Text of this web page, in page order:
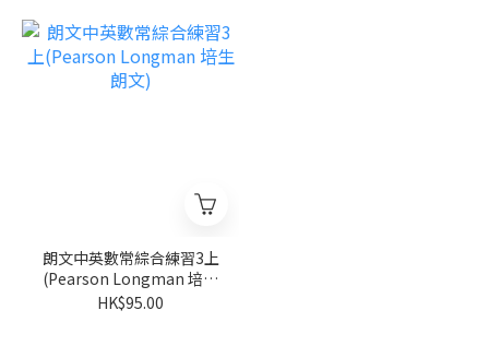
朗文中英數常綜合練習3上
(Pearson Longman 培生
朗文)
HK$95.00